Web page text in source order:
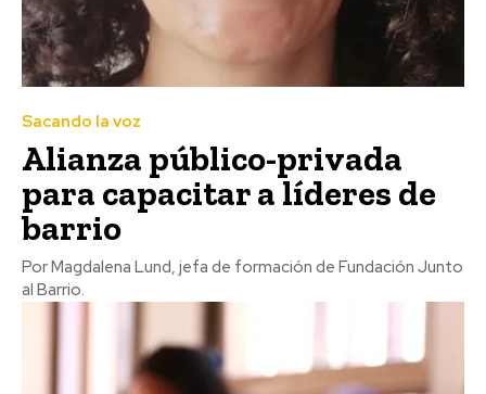
Sacando la voz
Alianza público-privada
para capacitar a líderes de
barrio
Por Magdalena Lund, jefa de formación de Fundación Junto
al Barrio.